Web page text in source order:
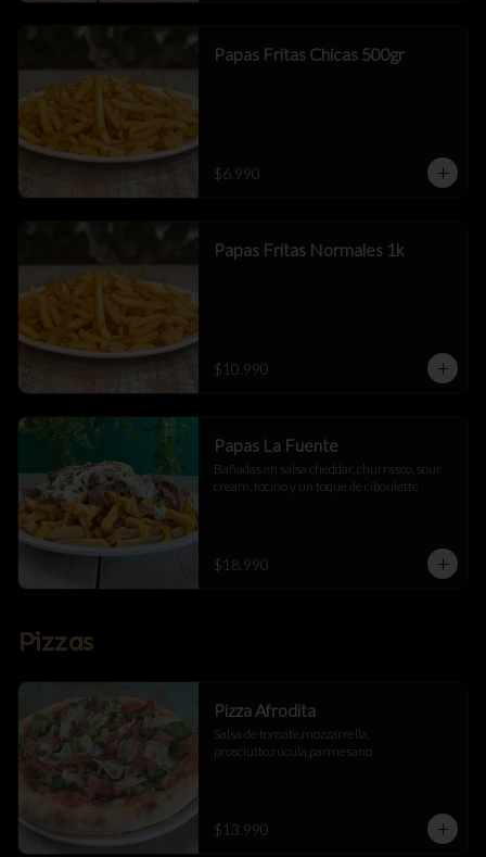
Papas Fritas Chicas 500gr
$6.990
Papas Fritas Normales 1k
$10.990
Papas La Fuente
Bañadas en salsa cheddar, churrasco, sour
cream, tocino y un toque de ciboulette
$18.990
Pizzas
Pizza Afrodita
Salsa de tomate,mozzarrella,
prosciutto,rúcula,parmesano
$13.990